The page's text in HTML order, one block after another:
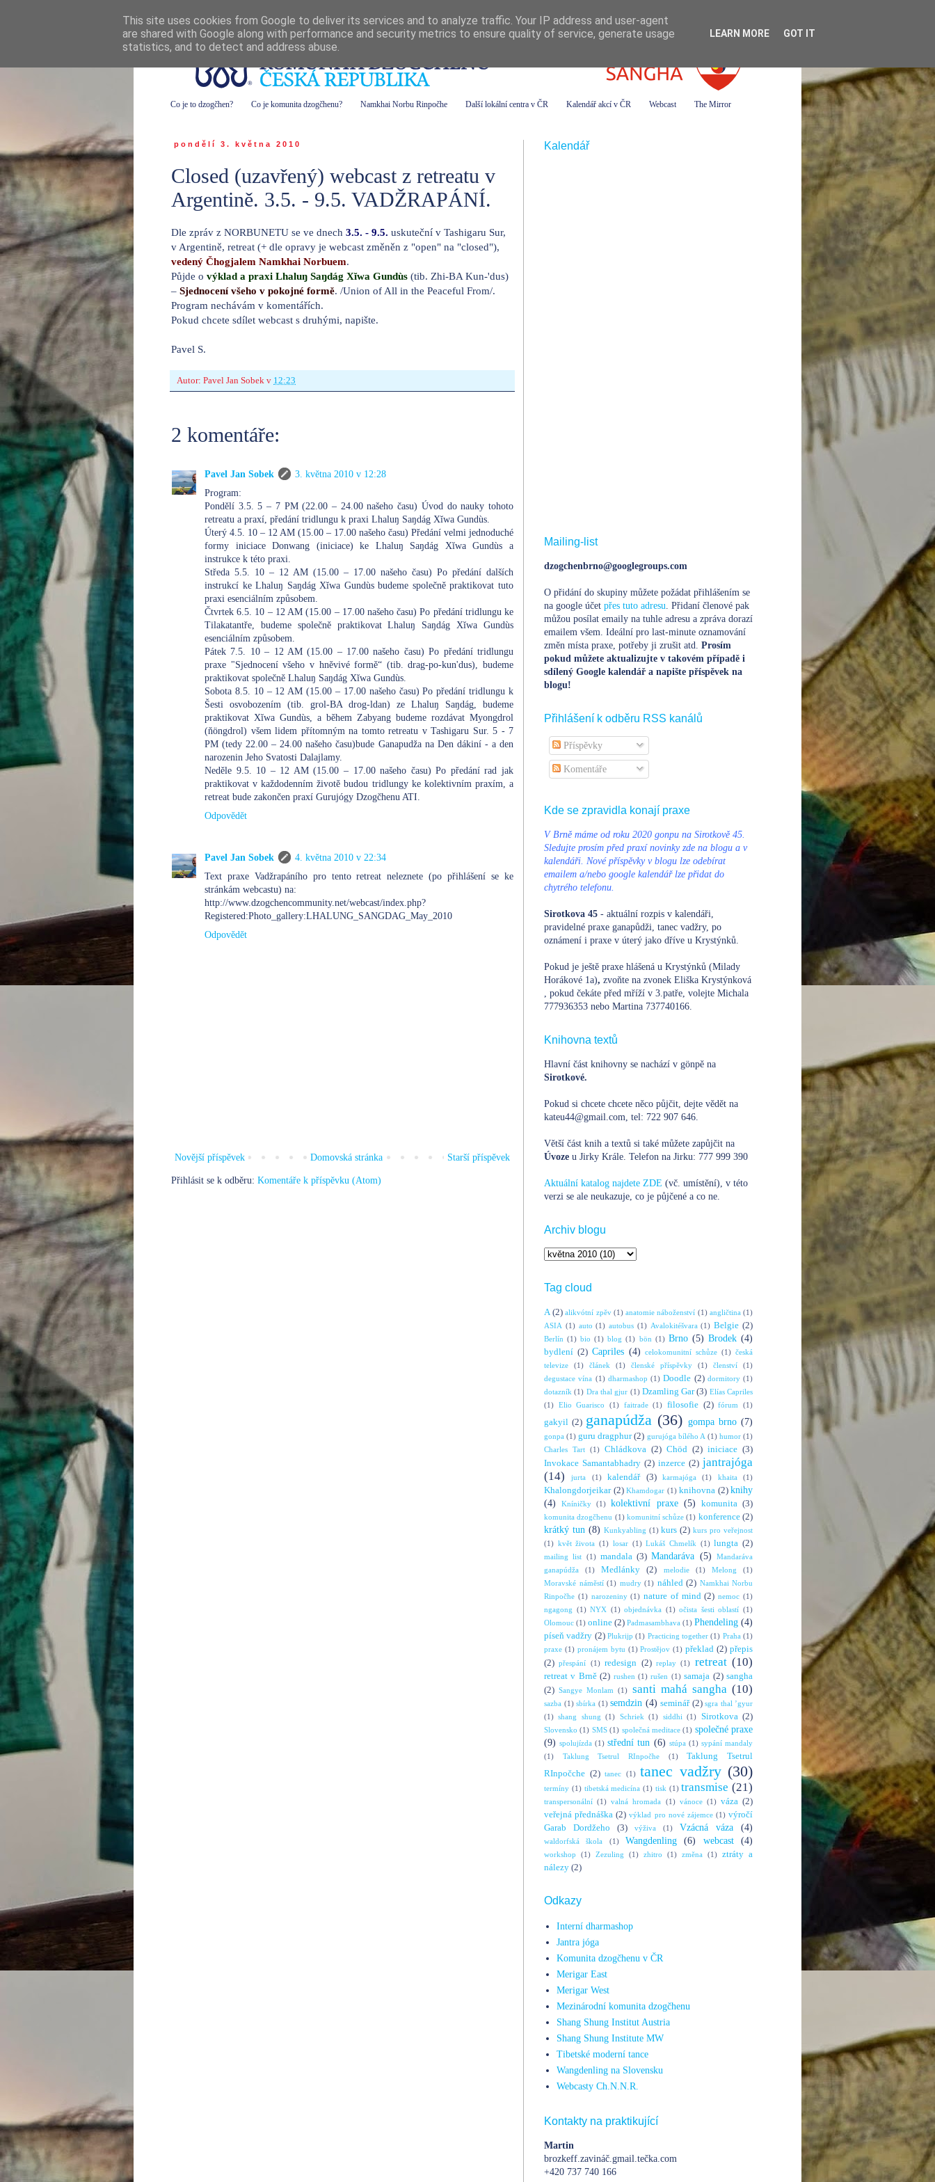
Co je to dzogčhen? Co je komunita dzogčhenu? Namkhai Norbu Rinpočhe Další lokální centra v ČR Kalendář akcí v ČR Webcast The Mirror
pondělí 3. května 2010
Closed (uzavřený) webcast z retreatu v
Argentině. 3.5. - 9.5. VADŽRAPÁNÍ.
Dle zpráv z NORBUNETU se ve dnech 3.5. - 9.5. uskuteční v Tashigaru Sur,
v Argentině, retreat (+ dle opravy je webcast změněn z "open" na "closed"),
vedený Čhogjalem Namkhai Norbuem.
Půjde o výklad a praxi Lhaluŋ Saŋdág Xĭwa Gundùs (tib. Zhi-BA Kun-'dus)
– Sjednocení všeho v pokojné formě. /Union of All in the Peaceful From/.
Program nechávám v komentářích.
Pokud chcete sdílet webcast s druhými, napište.
Pavel S.
Autor: Pavel Jan Sobek v 12:23
2 komentáře:
Pavel Jan Sobek
3. května 2010 v 12:28
Program:
Pondělí 3.5. 5 – 7 PM (22.00 – 24.00 našeho času) Úvod do nauky tohoto
retreatu a praxí, předání tridlungu k praxi Lhaluŋ Saŋdág Xĭwa Gundùs.
Úterý 4.5. 10 – 12 AM (15.00 – 17.00 našeho času) Předání velmi jednoduché
formy iniciace Donwang (iniciace) ke Lhaluŋ Saŋdág Xĭwa Gundùs a
instrukce k této praxi.
Středa 5.5. 10 – 12 AM (15.00 – 17.00 našeho času) Po předání dalších
instrukcí ke Lhaluŋ Saŋdág Xĭwa Gundùs budeme společně praktikovat tuto
praxi esenciálním způsobem.
Čtvrtek 6.5. 10 – 12 AM (15.00 – 17.00 našeho času) Po předání tridlungu ke
Tilakatantře, budeme společně praktikovat Lhaluŋ Saŋdág Xĭwa Gundùs
esenciálním způsobem.
Pátek 7.5. 10 – 12 AM (15.00 – 17.00 našeho času) Po předání tridlungu
praxe "Sjednocení všeho v hněvivé formě“ (tib. drag-po-kun'dus), budeme
praktikovat společně Lhaluŋ Saŋdág Xĭwa Gundùs.
Sobota 8.5. 10 – 12 AM (15.00 – 17.00 našeho času) Po předání tridlungu k
Šesti osvobozením (tib. grol-BA drog-ldan) ze Lhaluŋ Saŋdág, budeme
praktikovat Xĭwa Gundùs, a během Zabyang budeme rozdávat Myongdrol
(ňöngdrol) všem lidem přítomným na tomto retreatu v Tashigaru Sur. 5 - 7
PM (tedy 22.00 – 24.00 našeho času)bude Ganapudža na Den dákiní - a den
narozenin Jeho Svatosti Dalajlamy.
Neděle 9.5. 10 – 12 AM (15.00 – 17.00 našeho času) Po předání rad jak
praktikovat v každodenním životě budou tridlungy ke kolektivním praxím, a
retreat bude zakončen praxí Gurujógy Dzogčhenu ATI.
Odpovědět
Pavel Jan Sobek
4. května 2010 v 22:34
Text praxe Vadžrapáního pro tento retreat neleznete (po přihlášení se ke
stránkám webcastu) na:
http://www.dzogchencommunity.net/webcast/index.php?
Registered:Photo_gallery:LHALUNG_SANGDAG_May_2010
Odpovědět
Novější příspěvek Starší příspěvek
Domovská stránka
Přihlásit se k odběru: Komentáře k příspěvku (Atom)
Kalendář
Mailing-list
dzogchenbrno@googlegroups.com
O přidání do skupiny můžete požádat přihlášením se
na google účet přes tuto adresu. Přidaní členové pak
můžou posílat emaily na tuhle adresu a zpráva dorazí
emailem všem. Ideální pro last-minute oznamování
změn místa praxe, potřeby ji zrušit atd. Prosím
pokud můžete aktualizujte v takovém případě i
sdílený Google kalendář a napište příspěvek na
blogu!
Přihlášení k odběru RSS kanálů
Příspěvky
Komentáře
Kde se zpravidla konají praxe
V Brně máme od roku 2020 gonpu na Sirotkově 45.
Sledujte prosím před praxí novinky zde na blogu a v
kalendáři. Nové příspěvky v blogu lze odebírat
emailem a/nebo google kalendář lze přidat do
chytrého telefonu.
Sirotkova 45 - aktuální rozpis v kalendáři,
pravidelné praxe ganapůdži, tanec vadžry, po
oznámení i praxe v úterý jako dříve u Krystýnků.
Pokud je ještě praxe hlášená u Krystýnků (Milady
Horákové 1a), zvoňte na zvonek Eliška Krystýnková
, pokud čekáte před mříží v 3.patře, volejte Michala
777936353 nebo Martina 737740166.
Knihovna textů
Hlavní část knihovny se nachází v gönpě na
Sirotkové.
Pokud si chcete chcete něco půjčit, dejte vědět na
kateu44@gmail.com, tel: 722 907 646.
Větší část knih a textů si také můžete zapůjčit na
Úvoze u Jirky Krále. Telefon na Jirku: 777 999 390
Aktuální katalog najdete ZDE (vč. umístění), v této
verzi se ale neukazuje, co je půjčené a co ne.
Archiv blogu
Tag cloud
A (2) alikvótní zpěv (1) anatomie náboženství (1) angličtina (1)
ASIA (1) auto (1) autobus (1) Avalokitéšvara (1) Belgie (2)
Berlín (1) bio (1) blog (1) bön (1) Brno (5) Brodek (4)
bydlení (2) Capriles (4) celokomunitní schůze (1) česká
televize
(1) článek (1) členské příspěvky (1) členství
(1)
degustace vína (1) dharmashop (1) Doodle (2) dormitory (1)
dotazník (1) Dra thal gjur (1) Dzamling Gar (3) Elías Capriles
(1) Elio Guarisco (1) faitrade (1) filosofie (2) fórum (1)
gakyil (2) ganapúdža (36) gompa brno (7)
gonpa (1) guru dragphur (2) gurujóga bílého A (1) humor (1)
Charles Tart (1) Chládkova (2) Chöd (2) iniciace (3)
Invokace Samantabhadry (2) inzerce (2) jantrajóga
(14)
jurta (1) kalendář (3) karmajóga (1) khaita (1)
Khalongdorjeikar (2) Khamdogar (1) knihovna (2) knihy
(4)
Kníničky (1) kolektivní praxe (5) komunita (3)
komunita dzogčhenu (1) komunitní schůze (1) konference (2)
krátký tun (8) Kunkyabling (1) kurs (2) kurs pro veřejnost
(1) květ života (1) losar (1) Lukáš Chmelík (1) lungta (2)
mailing list (1) mandala (3) Mandaráva (5)
Mandaráva
ganapúdža
(1) Medlánky (2) melodie (1) Melong
(1)
Moravské náměstí (1) mudry (1) náhled (2) Namkhai Norbu
Rinpočhe (1) narozeniny (1) nature of mind (2) nemoc (1)
ngagong (1) NYX (1) objednávka (1) očista šesti oblastí (1)
Olomouc (1) online (2) Padmasambhava (1) Phendeling (4)
píseň vadžry (2) Plukrijp (1) Practicing together (1) Praha (1)
praxe (1) pronájem bytu (1) Prostějov (1) překlad (2) přepis
(2) přespání (1) redesign (2) replay (1) retreat (10)
retreat v Brně (2) rushen (1) rušen (1) samaja (2) sangha
(2) Sangye Monlam (1) santi mahá sangha (10)
sazba (1) sbírka (1) semdzin (4) seminář (2) sgra thal ’gyur
(1) shang shung (1) Schriek (1) siddhi (1) Sirotkova (2)
Slovensko (1) SMS (1) společná meditace (1) společné praxe
(9) spolujízda (1) střední tun (6) stúpa (1) sypání mandaly
(1)
Taklung Tsetrul RInpočhe (1)
Taklung Tsetrul
RInpočche (2) tanec (1) tanec vadžry (30)
termíny (1) tibetská medicína (1) tisk (1) transmise (21)
transpersonální (1) valná hromada (1) vánoce (1) váza (2)
veřejná přednáška (2) výklad pro nové zájemce (1) výročí
Garab Dordžeho
(3) výživa (1) Vzácná váza (4)
waldorfská škola (1) Wangdenling (6) webcast (4)
workshop (1) Zezuling (1) zhitro (1) změna (1) ztráty a
nálezy (2)
Odkazy
Interní dharmashop
Jantra jóga
Komunita dzogčhenu v ČR
Merigar East
Merigar West
Mezinárodní komunita dzogčhenu
Shang Shung Institut Austria
Shang Shung Institute MW
Tibetské moderní tance
Wangdenling na Slovensku
Webcasty Ch.N.N.R.
Kontakty na praktikující
Martin
brozkeff.zavináč.gmail.tečka.com
+420 737 740 166
This site uses cookies from Google to deliver its services and to analyze traffic. Your IP address and user-agent
are shared with Google along with performance and security metrics to ensure quality of service, generate usage
statistics, and to detect and address abuse.
LEARN MORE GOT IT